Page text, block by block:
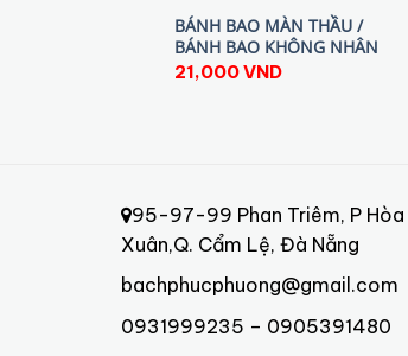
BÁNH BAO MÀN THẦU /
BÁNH BAO KHÔNG NHÂN
21,000VND
95-97-99 Phan Triêm, P Hòa
Xuân,Q. Cẩm Lệ, Đà Nẵng
bachphucphuong@gmail.com
0931999235 – 0905391480